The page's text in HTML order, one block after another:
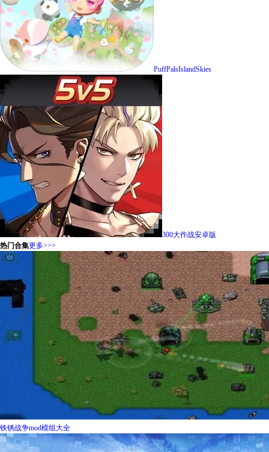
PuffPalsIslandSkies
300大作战安卓版
热门合集更多>>>
铁锈战争mod模组大全